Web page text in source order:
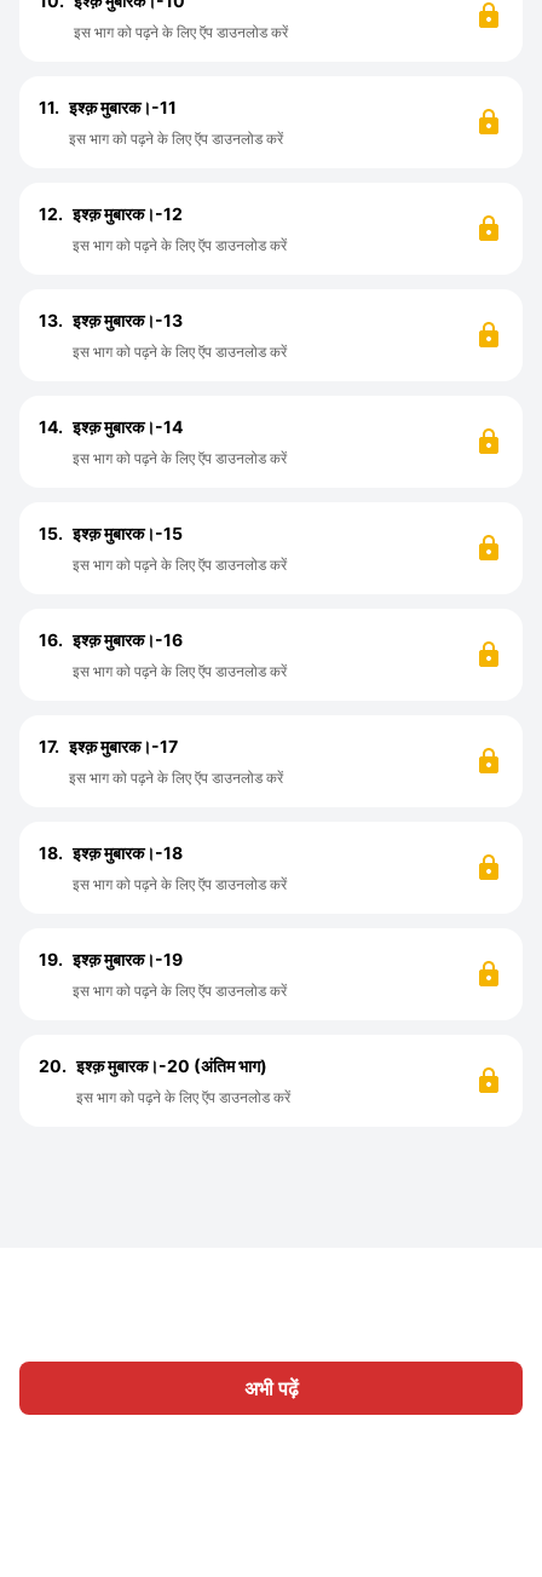
अभी पढ़ें
इस भाग को पढ़ने के लिए ऍप डाउनलोड करें
11. इश्क़ मुबारक।-11
इस भाग को पढ़ने के लिए ऍप डाउनलोड करें
12. इश्क़ मुबारक।-12
इस भाग को पढ़ने के लिए ऍप डाउनलोड करें
13. इश्क़ मुबारक।-13
इस भाग को पढ़ने के लिए ऍप डाउनलोड करें
14. इश्क़ मुबारक।-14
इस भाग को पढ़ने के लिए ऍप डाउनलोड करें
15. इश्क़ मुबारक।-15
इस भाग को पढ़ने के लिए ऍप डाउनलोड करें
16. इश्क़ मुबारक।-16
इस भाग को पढ़ने के लिए ऍप डाउनलोड करें
17. इश्क़ मुबारक।-17
इस भाग को पढ़ने के लिए ऍप डाउनलोड करें
18. इश्क़ मुबारक।-18
इस भाग को पढ़ने के लिए ऍप डाउनलोड करें
19. इश्क़ मुबारक।-19
इस भाग को पढ़ने के लिए ऍप डाउनलोड करें
20. इश्क़ मुबारक।-20 (अंतिम भाग)
इस भाग को पढ़ने के लिए ऍप डाउनलोड करें
होम श्रेणी लिखिए लेख साइन इन